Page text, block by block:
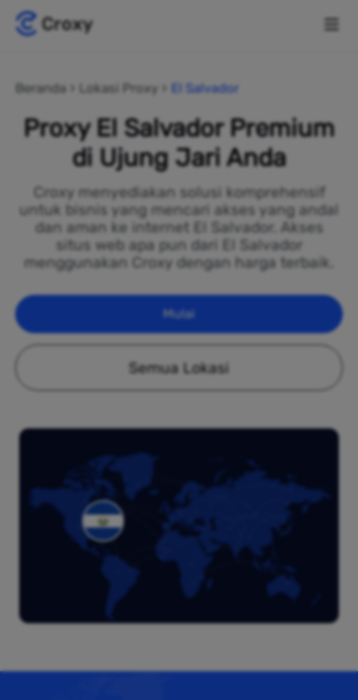
Beranda Lokasi Proxy El Salvador
Proxy El Salvador Premium
di Ujung Jari Anda
Croxy menyediakan solusi komprehensif
untuk bisnis yang mencari akses yang andal
dan aman ke internet El Salvador. Akses
situs web apa pun dari El Salvador
menggunakan Croxy dengan harga terbaik.
Mulai
Semua Lokasi